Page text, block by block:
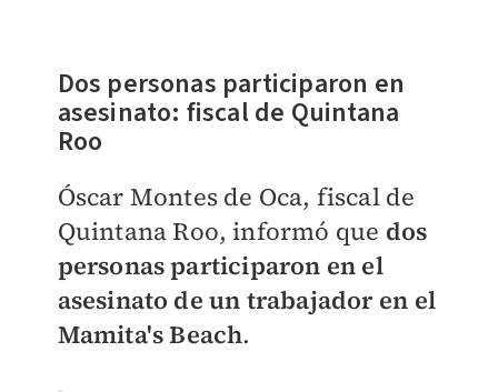
Dos personas participaron en
asesinato: fiscal de Quintana
Roo
Óscar Montes de Oca, fiscal de
Quintana Roo, informó que dos
personas participaron en el
asesinato de un trabajador en el
Mamita'sBeach.